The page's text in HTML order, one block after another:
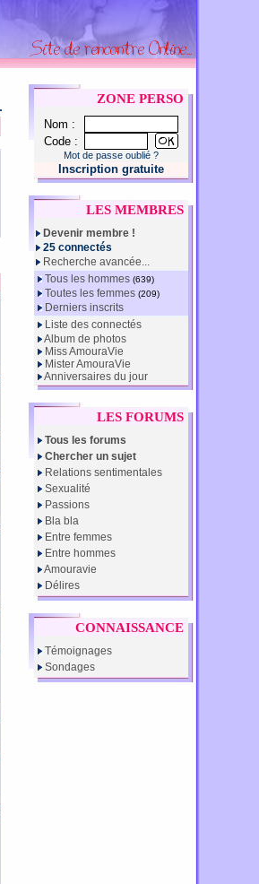
ZONE PERSO
Nom :
Code :
Mot de passe oublié ?
Inscription gratuite
LES MEMBRES
Devenir membre !
25 connectés
Recherche avancée...
Tous les hommes (639)
Toutes les femmes (209)
Derniers inscrits
Liste des connectés
Album de photos
Miss AmouraVie
Mister AmouraVie
Anniversaires du jour
LES FORUMS
Tous les forums
Chercher un sujet
Relations sentimentales
Sexualité
Passions
Bla bla
Entre femmes
Entre hommes
Amouravie
Délires
CONNAISSANCE
Témoignages
Sondages